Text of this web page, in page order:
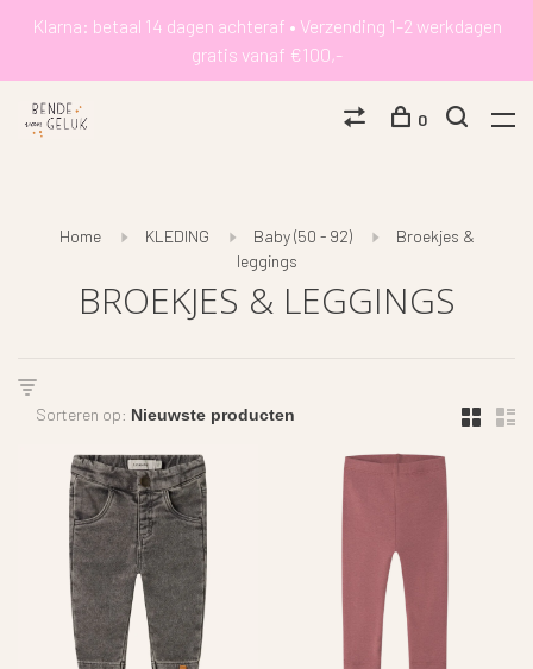
Klarna: betaal 14 dagen achteraf • Verzending 1-2 werkdagen
gratis vanaf €100,-
0
Home KLEDING Baby (50 - 92)
Broekjes &
leggings
BROEKJES & LEGGINGS
Sorteren op: